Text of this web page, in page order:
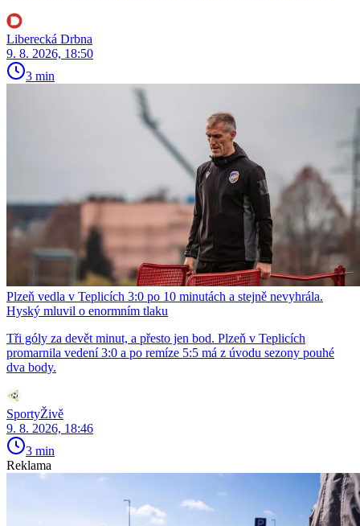
Liberecká Drbna
9. 8. 2026, 18:50
3 min
Plzeň vedla v Teplicích 3:0 po 10 minutách a stejně nevyhrála.
Hyský mluvil o enormním tlaku
Tři góly za devět minut, a přesto jen bod. Plzeň v Teplicích
promarnila vedení 3:0 a po remíze 5:5 má z úvodu sezony pouhé
dva body.
SportyŽivě
9. 8. 2026, 18:46
3 min
Reklama